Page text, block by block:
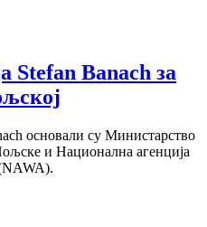
Stefan Banach за
основали су Министарство
и Национална агенција